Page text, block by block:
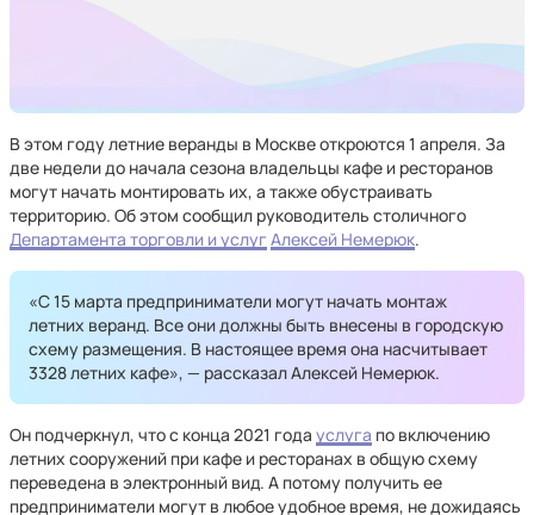
В этом году летние веранды в Москве откроются 1 апреля. За
две недели до начала сезона владельцы кафе и ресторанов
могут начать монтировать их, а также обустраивать
территорию. Об этом сообщил руководитель столичного
Департамента торговли и услуг Алексей Немерюк.
«С 15 марта предприниматели могут начать монтаж
летних веранд. Все они должны быть внесены в городскую
схему размещения. В настоящее время она насчитывает
3328 летних кафе», — рассказал Алексей Немерюк.
Он подчеркнул, что с конца 2021 года услуга по включению
летних сооружений при кафе и ресторанах в общую схему
переведена в электронный вид. А потому получить ее
предприниматели могут в любое удобное время, не дожидаясь